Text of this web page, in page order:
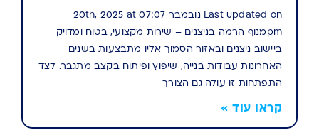
Last updated on נובמבר 20th, 2025 at 07:07
pmמנוף הרמה בניצנים – שירות מקצועי, בטוח ומדויק
ביישוב ניצנים ובאזור הסמוך אליו מתבצעות בשנים
האחרונות עבודות בנייה, שיפוץ ופיתוח בקצב מתגבר. לצד
התפתחות זו עולה גם הצורך
קראו עוד »